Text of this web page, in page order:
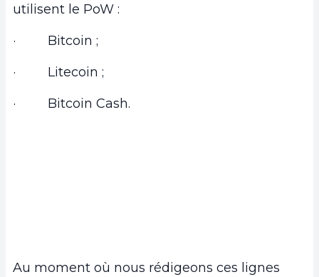
utilisent le PoW :
· Bitcoin ;
· Litecoin ;
· Bitcoin Cash.
Au moment où nous rédigeons ces lignes